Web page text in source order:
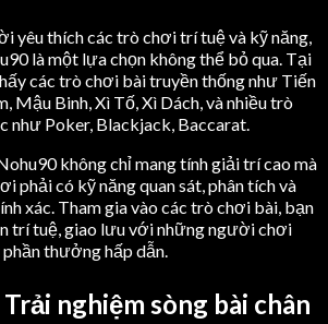
yêu thích các trò chơi trí tuệ và kỹ năng,
là một lựa chọn không thể bỏ qua. Tại
các trò chơi bài truyền thống như Tiến
Mậu Binh, Xì Tố, Xì Dách, và nhiều trò
như Poker, Blackjack, Baccarat.
không chỉ mang tính giải trí cao mà
phải có kỹ năng quan sát, phân tích và
xác. Tham gia vào các trò chơi bài, bạn
trí tuệ, giao lưu với những người chơi
thưởng hấp dẫn.
nghiệm sòng bài chân